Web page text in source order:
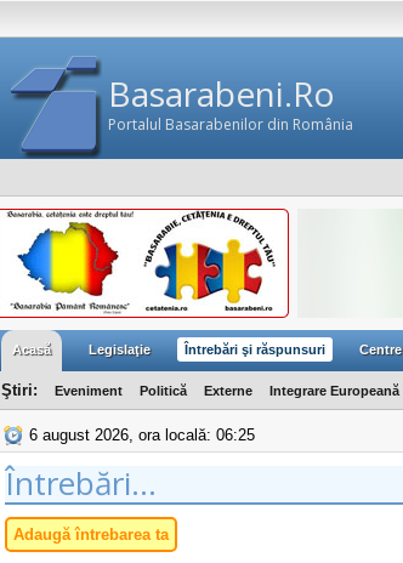
Basarabeni.Ro
Portalul Basarabenilor din România
Acasă Legislaţie Întrebări şi răspunsuri
Ştiri: Eveniment Politică Externe Integrare Europeană
6 august 2026, ora locală: 06:25
Întrebări...
Adaugă întrebarea ta